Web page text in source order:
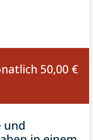
50,00 €
und